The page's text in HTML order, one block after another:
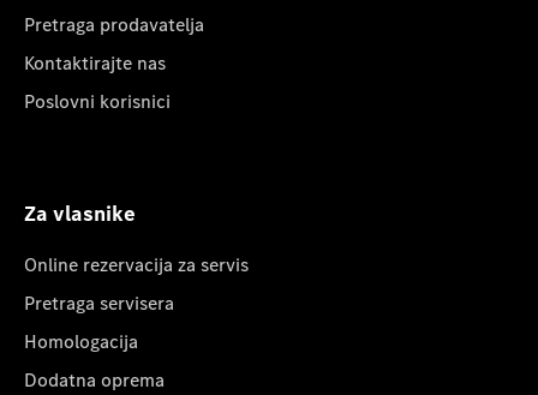
Pretraga prodavatelja
Kontaktirajte nas
Poslovni korisnici
Za vlasnike
Online rezervacija za servis
Pretraga servisera
Homologacija
Dodatna oprema